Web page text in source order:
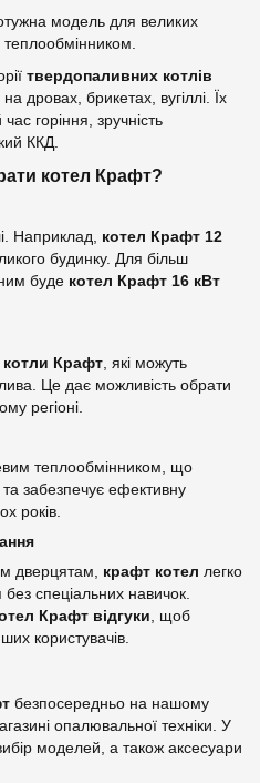
модель для великих
твердопаливних котлів
дровах, брикетах, вугіллі. Їх
горіння, зручність
ККД.
котел Крафт?
Наприклад, котел Крафт 12
будинку. Для більш
буде котел Крафт 16 кВт
котли Крафт, які можуть
Це дає можливість обрати
регіоні.
теплообмінником, що
забезпечує ефективну
років.
дверцятам, крафт котел легко
спеціальних навичок.
Крафт відгуки, щоб
користувачів.
безпосередньо на нашому
опалювальної техніки. У
моделей, а також аксесуари